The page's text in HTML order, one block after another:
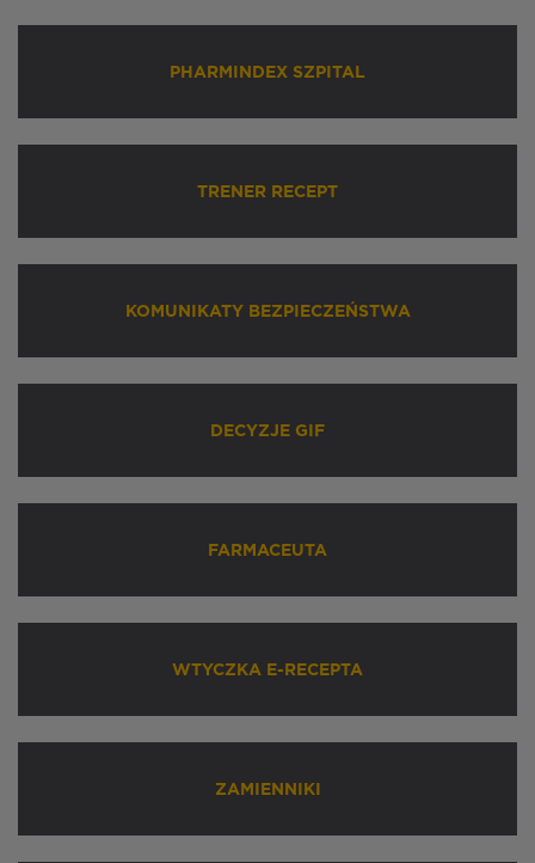
PHARMINDEX SZPITAL
TRENER RECEPT
KOMUNIKATY BEZPIECZEŃSTWA
DECYZJE GIF
FARMACEUTA
WTYCZKA E-RECEPTA
ZAMIENNIKI